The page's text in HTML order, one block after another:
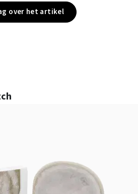
over het artikel